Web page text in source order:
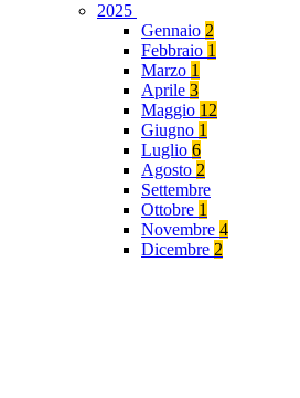
2025
Gennaio 2
Febbraio 1
Marzo 1
Aprile 3
Maggio 12
Giugno 1
Luglio 6
Agosto 2
Settembre
Ottobre 1
Novembre 4
Dicembre 2